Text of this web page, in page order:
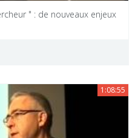
" : de nouveaux enjeux
1:08:55